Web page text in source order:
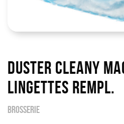
Duster Cleany
Lingettes Rempl.
BROSSERIE